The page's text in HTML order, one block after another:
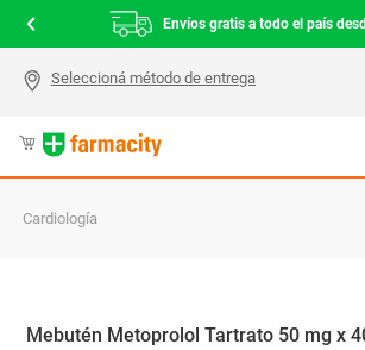
Envíos gratis a todo el país
Cardiología
Mebutén Metoprolol Tartrato 50 mg x